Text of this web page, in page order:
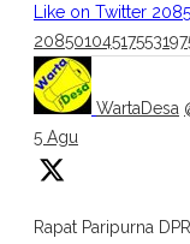
Like on Twitter
WartaDesa
5 Agu
Rapat Paripurna